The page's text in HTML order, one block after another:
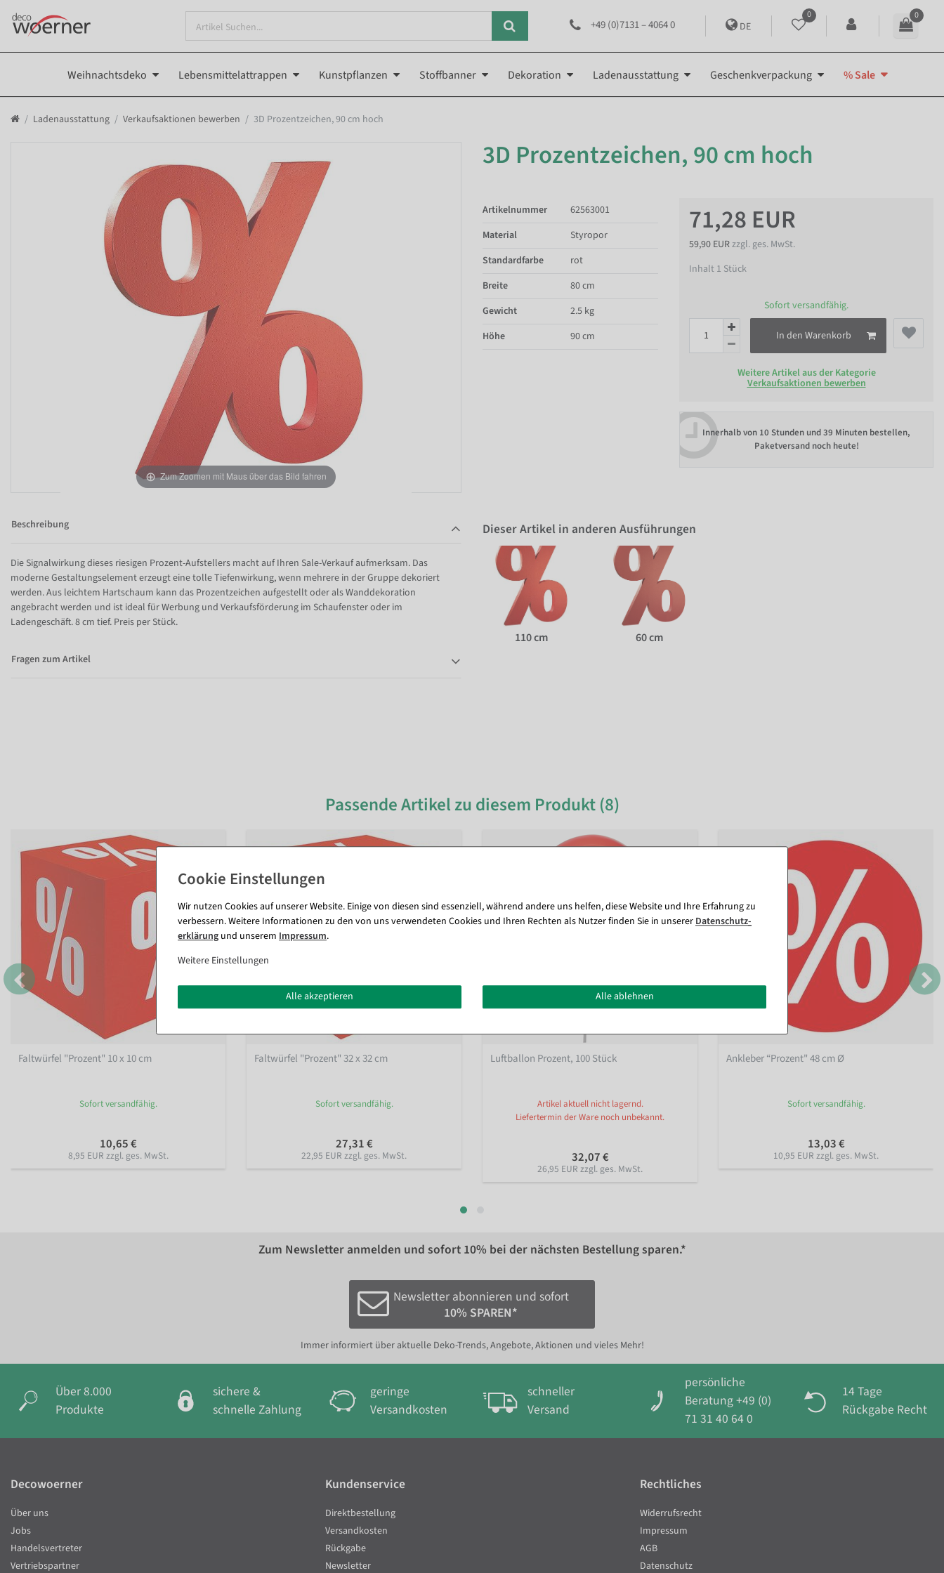
+49 (0)7131 – 4064 0 DE
0 0
Weihnachtsdeko Lebensmittelattrappen Kunstpflanzen Stoffbanner Dekoration Ladenausstattung Geschenkverpackung % Sale
Ladenausstattung Verkaufsaktionen bewerben 3D Prozentzeichen, 90 cm hoch
Zum Zoomen mit Maus über das Bild fahren
3D Prozentzeichen, 90 cm hoch
71,28 EUR
59,90 EURzzgl. ges. MwSt.
Inhalt 1 Stück
Sofort versandfähig.
In den Warenkorb
Weitere Artikel aus der Kategorie
Verkaufsaktionen bewerben
Innerhalb von 10 Stunden und 39 Minuten bestellen,
Paketversand noch heute!
Artikelnummer
62563001
Material
Styropor
Standardfarbe
rot
Breite
80 cm
Gewicht
2.5 kg
Höhe
90 cm
Beschreibung
Die Signalwirkung dieses riesigen Prozent-Aufstellers macht auf Ihren Sale-Verkauf aufmerksam. Das
moderne Gestaltungselement erzeugt eine tolle Tiefenwirkung, wenn mehrere in der Gruppe dekoriert
werden. Aus leichtem Hartschaum kann das Prozentzeichen aufgestellt oder als Wanddekoration
angebracht werden und ist ideal für Werbung und Verkaufsförderung im Schaufenster oder im
Ladengeschäft. 8 cm tief. Preis per Stück.
Fragen zum Artikel
Dieser Artikel in anderen Ausführungen
110 cm 60 cm
Passende Artikel zu diesem Produkt (8)
Faltwürfel "Prozent" 10 x 10 cm
Sofort versandfähig.
10,65 €
8,95 EUR zzgl. ges. MwSt.
Faltwürfel "Prozent" 32 x 32 cm
Sofort versandfähig.
27,31 €
22,95 EUR zzgl. ges. MwSt.
Luftballon Prozent, 100 Stück
Artikel aktuell nicht lagernd.
Liefertermin der Ware noch unbekannt.
32,07 €
26,95 EUR zzgl. ges. MwSt.
Ankleber “Prozent" 48 cm Ø
Sofort versandfähig.
13,03 €
10,95 EUR zzgl. ges. MwSt.
Zum Newsletter anmelden und sofort 10% bei der nächsten Bestellung sparen.*
Newsletter abonnieren und sofort
10% SPAREN*
Immer informiert über aktuelle Deko-Trends, Angebote, Aktionen und vieles Mehr!
Über 8.000
Produkte
sichere &
schnelle Zahlung
geringe
Versandkosten
schneller
Versand
persönliche
Beratung +49 (0)
71 31 40 64 0
14 Tage
Rückgabe Recht
Wir nutzen Cookies auf unserer Website. Einige von diesen sind essenziell, während andere uns helfen, diese Website und Ihre Erfahrung zu
verbessern. Weitere Informationen zu den von uns verwendeten Cookies und Ihren Rechten als Nutzer finden Sie in unserer Daten­schutz­
erklärung und unserem Impressum.
Weitere Einstellungen
Alle akzeptieren Alle ablehnen
Decowoerner
Über uns
Jobs
Handelsvertreter
Vertriebspartner
Kundenservice
Direktbestellung
Versandkosten
Rückgabe
Newsletter
Rechtliches
Widerrufsrecht
Impressum
AGB
Datenschutz